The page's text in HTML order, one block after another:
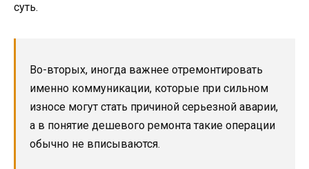
суть.
Во-вторых, иногда важнее отремонтировать
именно коммуникации, которые при сильном
износе могут стать причиной серьезной аварии,
а в понятие дешевого ремонта такие операции
обычно не вписываются.